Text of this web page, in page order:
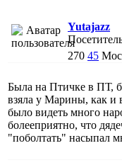
Yutajazz
270 45
Была на Птичке в ПТ,
взяла у Марины, как и
было видеть много
болееприятно, что
"поболтать" насыпал